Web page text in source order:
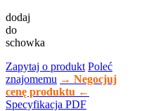
dodaj
do
schowka
Zapytaj o produkt Poleć
znajomemu → Negocjuj
cenę produktu ←
Specyfikacja PDF